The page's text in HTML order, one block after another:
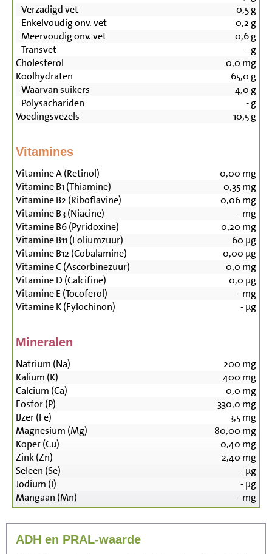
Verzadigd vet
0,5g
Enkelvoudig onv. vet
0,2 g
Meervoudig onv. vet
0,6g
Transvet
-g
Cholesterol
0,0 mg
Koolhydraten
65,0 g
Waarvan suikers
4,0 g
Polysachariden
-g
Voedingsvezels
10,5g
Vitamines
Vitamine A (Retinol) 0,00 mg
Vitamine B1 (Thiamine)
0,35mg
Vitamine B2 (Riboflavine)
0,06mg
Vitamine B3 (Niacine)
-mg
Vitamine B6 (Pyridoxine)
0,20 mg
Vitamine B11 (Foliumzuur)
60 µg
Vitamine B12 (Cobalamine)
0,00 µg
Vitamine C (Ascorbinezuur)
0,0 mg
Vitamine D (Calcifine)
0,0 µg
Vitamine E (Tocoferol)
-mg
Vitamine K (Fylochinon)
-µg
Mineralen
Natrium (Na) 200 mg
Kalium (K)
400 mg
Calcium (Ca)
0,0 mg
Fosfor (P)
330,0 mg
IJzer (Fe)
3,5mg
Magnesium (Mg)
80,00 mg
Koper (Cu)
0,40 mg
Zink (Zn)
2,40 mg
Seleen (Se)
-µg
Jodium (I)
-µg
Mangaan (Mn)
-mg
ADH en PRAL-waarde